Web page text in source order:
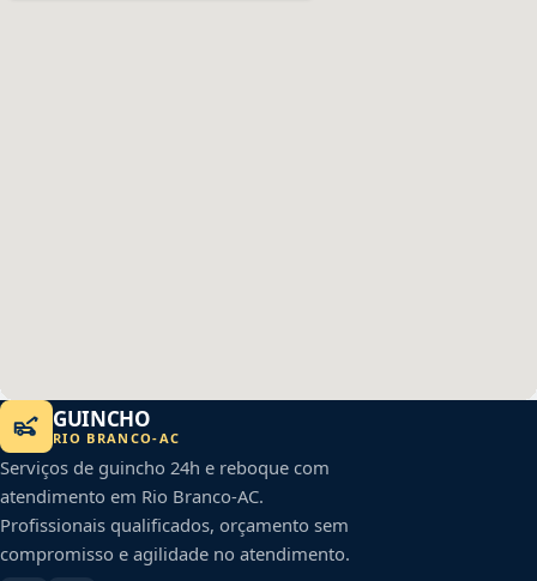
GUINCHO
RIO BRANCO-AC
Serviços de guincho 24h e reboque com
atendimento em Rio Branco-AC.
Profissionais qualificados, orçamento sem
compromisso e agilidade no atendimento.